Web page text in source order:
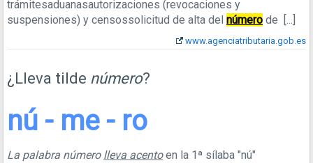
trámitesaduanasautorizaciones (revocaciones y
suspensiones) y censossolicitud de alta del número de [...]
www.agenciatributaria.gob.es
¿Lleva tilde número?
nú - me - ro
La palabra número lleva acentoen la 1ª sílaba "nú"